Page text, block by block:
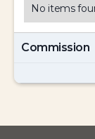
No items
Commission